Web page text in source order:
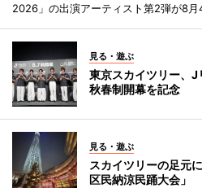
2026」の出演アーティスト第2弾が8月
見る・遊ぶ
東京スカイツリー、
秋春制開幕を記念
見る・遊ぶ
スカイツリーの足元
区民納涼民踊大会」